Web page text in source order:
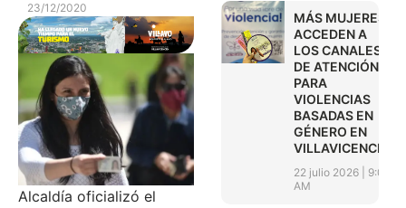
23/12/2020
Alcaldía oficializó el
MÁS MUJERES
ACCEDEN A
LOS CANALES
DE ATENCIÓN
PARA
VIOLENCIAS
BASADAS EN
GÉNERO EN
VILLAVICENCIO
22 julio 2026
9:01
AM